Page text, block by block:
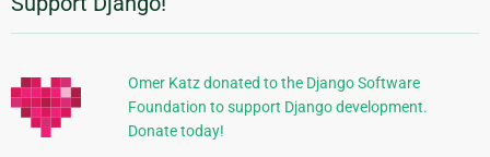
附
加
信
息
Omer Katz donated to the Django Software
Foundation to support Django development.
Donate today!